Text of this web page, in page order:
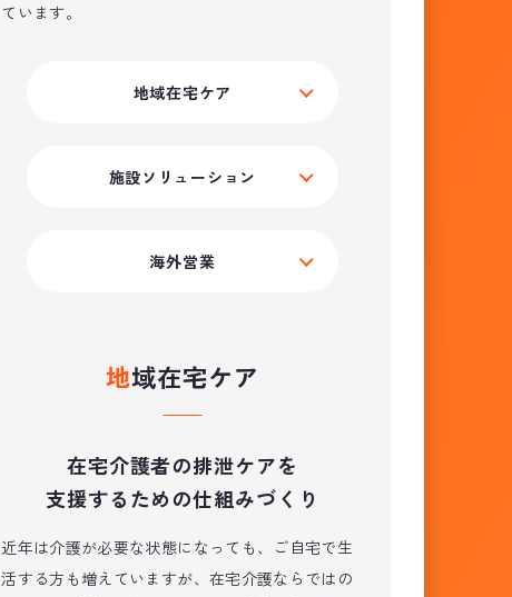
ています。
地域在宅ケア
施設ソリューション
海外営業
地域在宅ケア
在宅介護者の排泄ケアを
支援するための仕組みづくり
近年は介護が必要な状態になっても、ご自宅で生
活する方も増えていますが、在宅介護ならではの